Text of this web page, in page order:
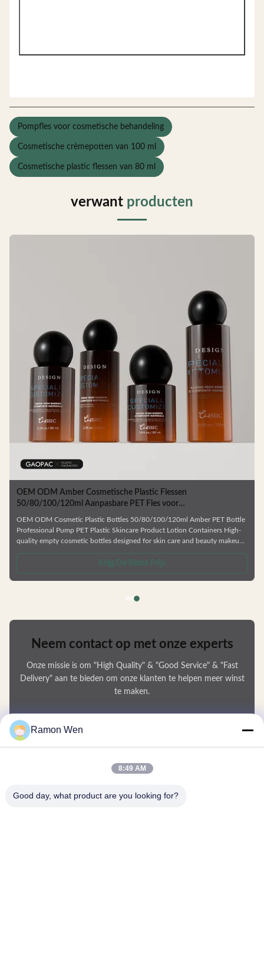
Pompfles voor cosmetische behandeling
Cosmetische crèmepotten van 100 ml
Cosmetische plastic flessen van 80 ml
verwant producten
OEM ODM Amber Cosmetische Plastic Flessen
50/80/100/120ml Aanpasbare PET Fles voor
Huidverzorgingsverpakking
OEM ODM Cosmetic Plastic Bottles 50/80/100/120ml Amber PET Bottle
Professional Pump PET Plastic Skincare Product Lotion Containers High-
quality empty cosmetic bottles designed for skin care and beauty makeup
Manufactured from durable, environmentally friendly materials that resist
deformation and are fully recyclable. Available in Multiple Capacities
Choose from 50ml, 80ml, 100ml, or 120ml sizes to
Krijg De Beste Prijs
Neem contact op met onze experts
Onze missie is om "High Quality" & "Good Service" & "Fast
Delivery" aan te bieden om onze klanten te helpen meer winst
te maken.
Uw Naam
Ramon Wen
8:49 AM
Good day, what product are you looking for?